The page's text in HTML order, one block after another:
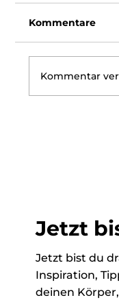
Kommentare
Kommentar
Jetzt
Jetzt bist du
Inspiration,
deinen